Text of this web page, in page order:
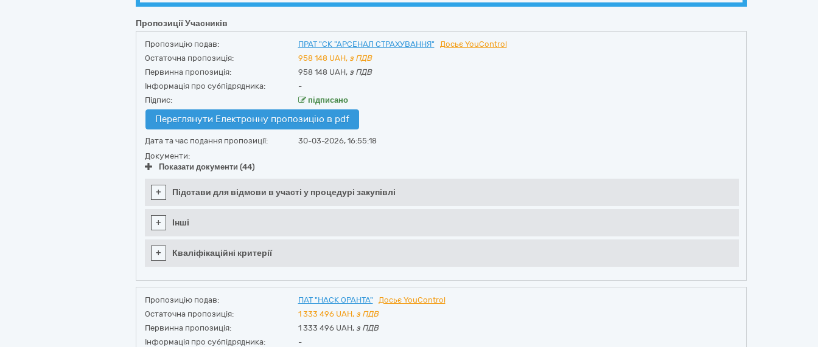
Пропозиції Учасників
Пропозицію подав: ПРАТ "СК "АРСЕНАЛ СТРАХУВАННЯ"
Досьє YouControl
Остаточна пропозиція:
958 148 UAH, з ПДВ
Первинна пропозиція:
958 148 UAH, з ПДВ
Інформація про субпідрядника:
-
Підпис:
підписано
Переглянути Електронну пропозицію в pdf
Дата та час подання пропозиції:
30-03-2026, 16:55:18
Документи:
Показати документи (44)
+ Підстави для відмови в участі у процедурі закупівлі
+ Інші
+ Кваліфікаційні критерії
Пропозицію подав: ПАТ "НАСК ОРАНТА"
Досьє YouControl
Остаточна пропозиція:
1 333 496 UAH, з ПДВ
Первинна пропозиція:
1 333 496 UAH, з ПДВ
Інформація про субпідрядника:
-